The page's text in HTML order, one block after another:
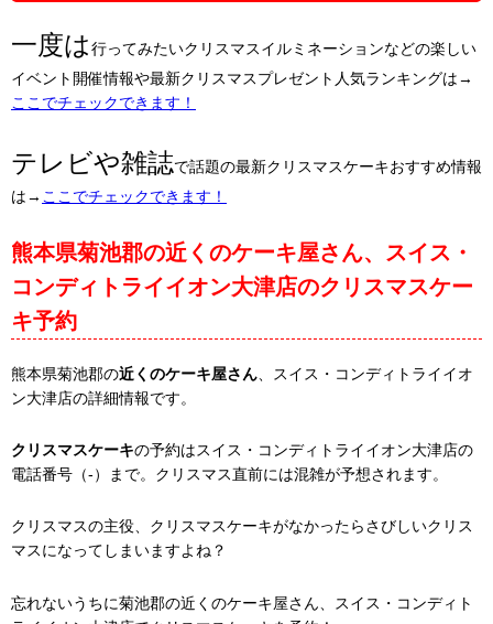
一度は行ってみたいクリスマスイルミネーションなどの楽しい
イベント開催情報や最新クリスマスプレゼント人気ランキングは→
ここでチェックできます！
テレビや雑誌で話題の最新クリスマスケーキおすすめ情報
は→ ここでチェックできます！
熊本県菊池郡の近くのケーキ屋さん、スイス・
コンディトライイオン大津店のクリスマスケー
キ予約
熊本県菊池郡の近くのケーキ屋さん 、スイス・コンディトライイオ
ン大津店の詳細情報です。
クリスマスケーキの予約はスイス・コンディトライイオン大津店の
電話番号（-）まで。クリスマス直前には混雑が予想されます。
クリスマスの主役、クリスマスケーキがなかったらさびしいクリス
マスになってしまいますよね？
忘れないうちに菊池郡の近くのケーキ屋さん、スイス・コンディト